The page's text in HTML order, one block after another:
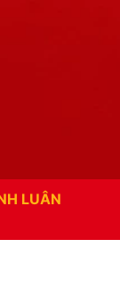
LUÂN